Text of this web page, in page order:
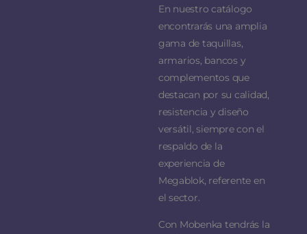
En nuestro catálogo
encontrarás una amplia
gama de taquillas,
armarios, bancos y
complementos que
destacan por su calidad,
resistencia y diseño
versátil, siempre con el
respaldo de la
experiencia de
Megablok, referente en
el sector.
Con Mobenka tendrás la